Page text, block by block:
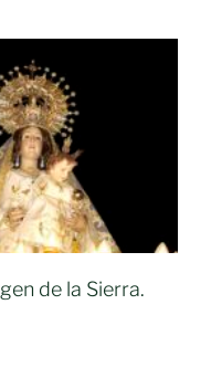
de la Sierra.